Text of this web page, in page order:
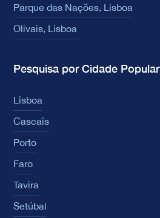
Parque das Nações, Lisboa
Olivais, Lisboa
Pesquisa por Cidade Popular
Lisboa
Cascais
Porto
Faro
Tavira
Setúbal